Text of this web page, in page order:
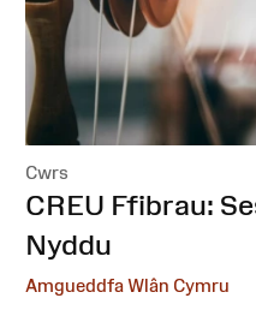
Cwrs
:CREU Ffibrau:
Nyddu
Amgueddfa Wlân Cymru